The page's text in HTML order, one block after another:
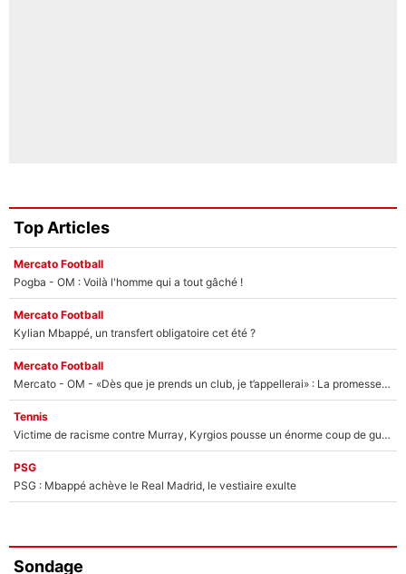
Top Articles
Mercato Football
Pogba - OM : Voilà l'homme qui a tout gâché !
Mercato Football
Kylian Mbappé, un transfert obligatoire cet été ?
Mercato Football
Mercato - OM - «Dès que je prends un club, je t’appellerai» : La promesse de Marcelino au moment de claquer la porte
Tennis
Victime de racisme contre Murray, Kyrgios pousse un énorme coup de gueule !
PSG
PSG : Mbappé achève le Real Madrid, le vestiaire exulte
Sondage